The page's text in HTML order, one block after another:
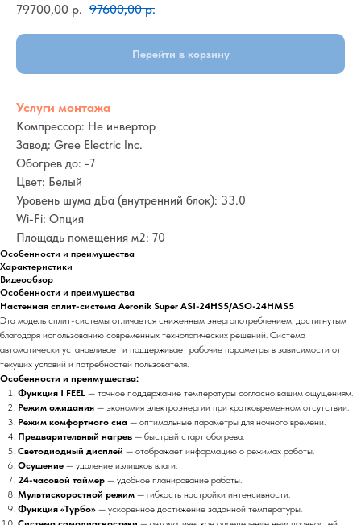
79700,00 р. 97600,00 р.
Перейти в корзину
Услуги монтажа
Компрессор: Не инвертор
Завод: Gree Electric Inc.
Обогрев до: -7
Цвет: Белый
Уровень шума дБа (внутренний блок): 33.0
Wi-Fi: Опция
Площадь помещения м2: 70
Особенности и преимущества
Характеристики
Видеообзор
Особенности и преимущества
Настенная сплит-система Aeronik Super ASI-24HS5/ASO-24HMS5
Эта модель сплит-системы отличается сниженным энергопотреблением, достигнутым
благодаря использованию современных технологических решений. Система
автоматически устанавливает и поддерживает рабочие параметры в зависимости от
текущих условий и потребностей пользователя.
Особенности и преимущества:
Функция I FEEL — точное поддержание температуры согласно вашим ощущениям.
Режим ожидания — экономия электроэнергии при кратковременном отсутствии.
Режим комфортного сна — оптимальные параметры для ночного времени.
Предварительный нагрев — быстрый старт обогрева.
Светодиодный дисплей — отображает информацию о режимах работы.
Осушение — удаление излишков влаги.
24-часовой таймер — удобное планирование работы.
Мультискоростной режим — гибкость настройки интенсивности.
Функция «Турбо» — ускоренное достижение заданной температуры.